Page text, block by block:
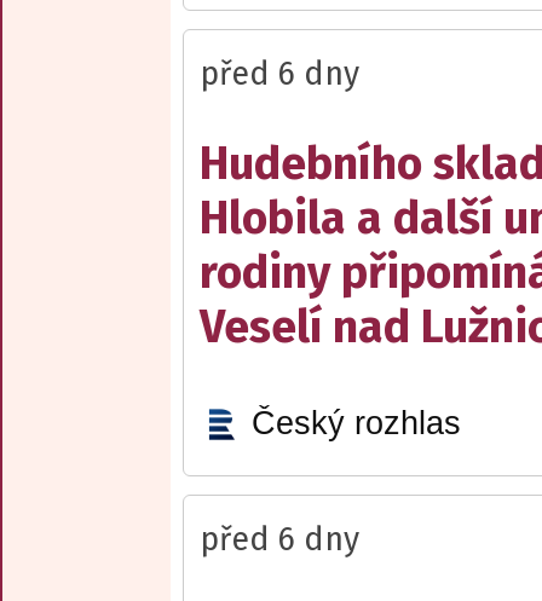
před 6 dny
Hudebního
Hlobila a další
rodiny
Veselí nad
Český rozhlas
před 6 dny